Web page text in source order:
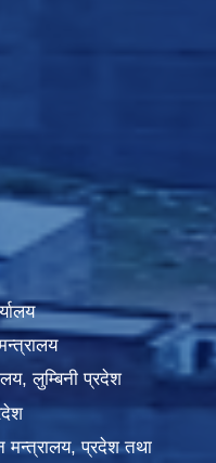
लुम्बिनी प्रदेश
मन्त्रालय, प्रदेश तथा